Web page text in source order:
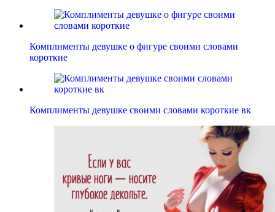
Комплименты девушке о фигуре своими словами
короткие
Комплименты девушке своими словами короткие вк